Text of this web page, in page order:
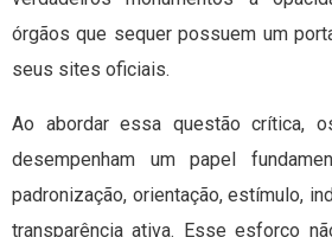
órgãos que sequer possuem um
seus sites oficiais.
Ao abordar essa questão crítica,
desempenham um papel
padronização, orientação, estímulo,
transparência ativa. Esse esforço